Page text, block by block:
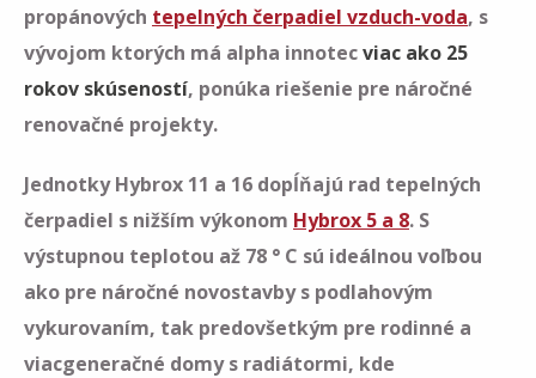
propánových tepelných čerpadiel vzduch-voda, s
vývojom ktorých má alpha innotecviac ako 25
rokov skúseností, ponúka riešenie pre náročné
renovačné projekty.
Jednotky Hybrox 11 a 16 dopĺňajú rad tepelných
čerpadiel s nižším výkonom Hybrox 5 a 8. S
výstupnou teplotou až 78 ° C sú ideálnou voľbou
ako pre náročné novostavby s podlahovým
vykurovaním, tak predovšetkým pre rodinné a
viacgeneračné domy s radiátormi, kde